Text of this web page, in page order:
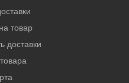
товар
доставки